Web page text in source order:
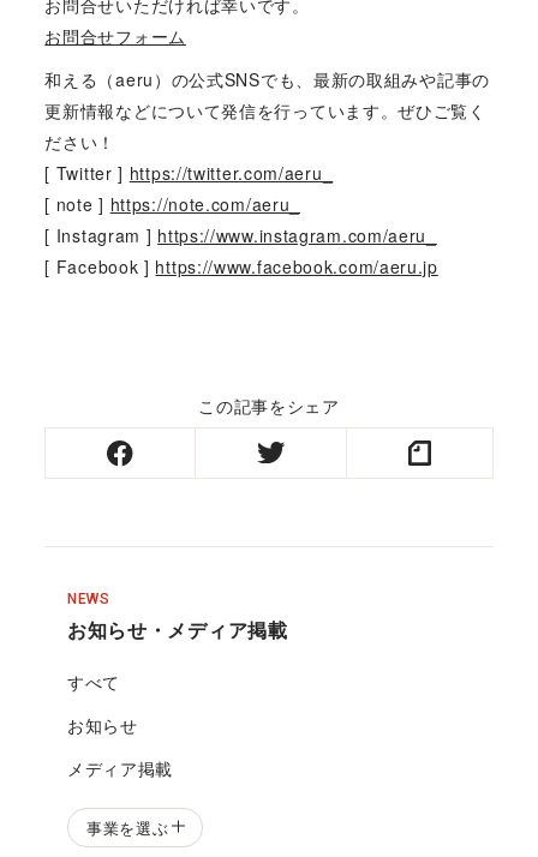
お問合せフォーム
和える（aeru）の公式SNSでも、最新の取組みや記事の
更新情報などについて発信を行っています。ぜひご覧く
ださい！
[ Twitter ] https://twitter.com/aeru_
[ note ] https://note.com/aeru_
[ Instagram ] https://www.instagram.com/aeru_
[ Facebook ] https://www.facebook.com/aeru.jp
この記事をシェア
NEWS
お知らせ・メディア掲載
すべて
お知らせ
メディア掲載
事業を選ぶ